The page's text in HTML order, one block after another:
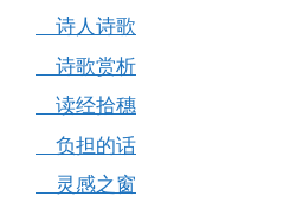
诗人诗歌
诗歌赏析
读经拾穗
负担的话
灵感之窗